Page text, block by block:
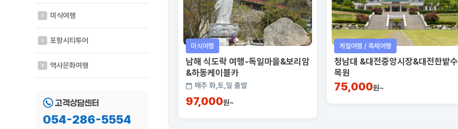
미식여행
포항시티투어
역사문화여행
고객상담센터
054-286-5554
미식여행
남해 식도락 여행-독일마을&보리암
&하동케이블카
매주 화,토,일 출발
97,000원~
계절여행 / 축제여행
청남대 &대전중앙시장&대전한밭수
목원
75,000원~